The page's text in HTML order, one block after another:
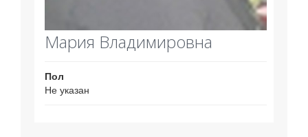
Мария Владимировна
Пол
Не указан